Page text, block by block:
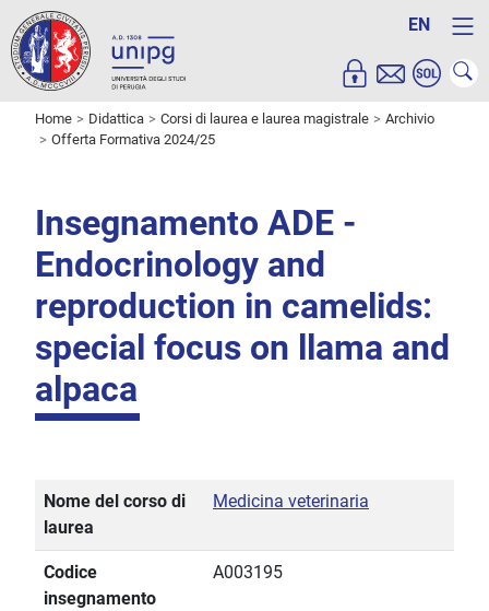
EN
Home Didattica Corsi di laurea e laurea magistrale
Archivio
Offerta Formativa 2024/25
Insegnamento ADE -
Endocrinology and
reproduction in camelids:
special focus on llama and
alpaca
Nome del corso di
laurea
Medicina veterinaria
Codice
insegnamento
A003195